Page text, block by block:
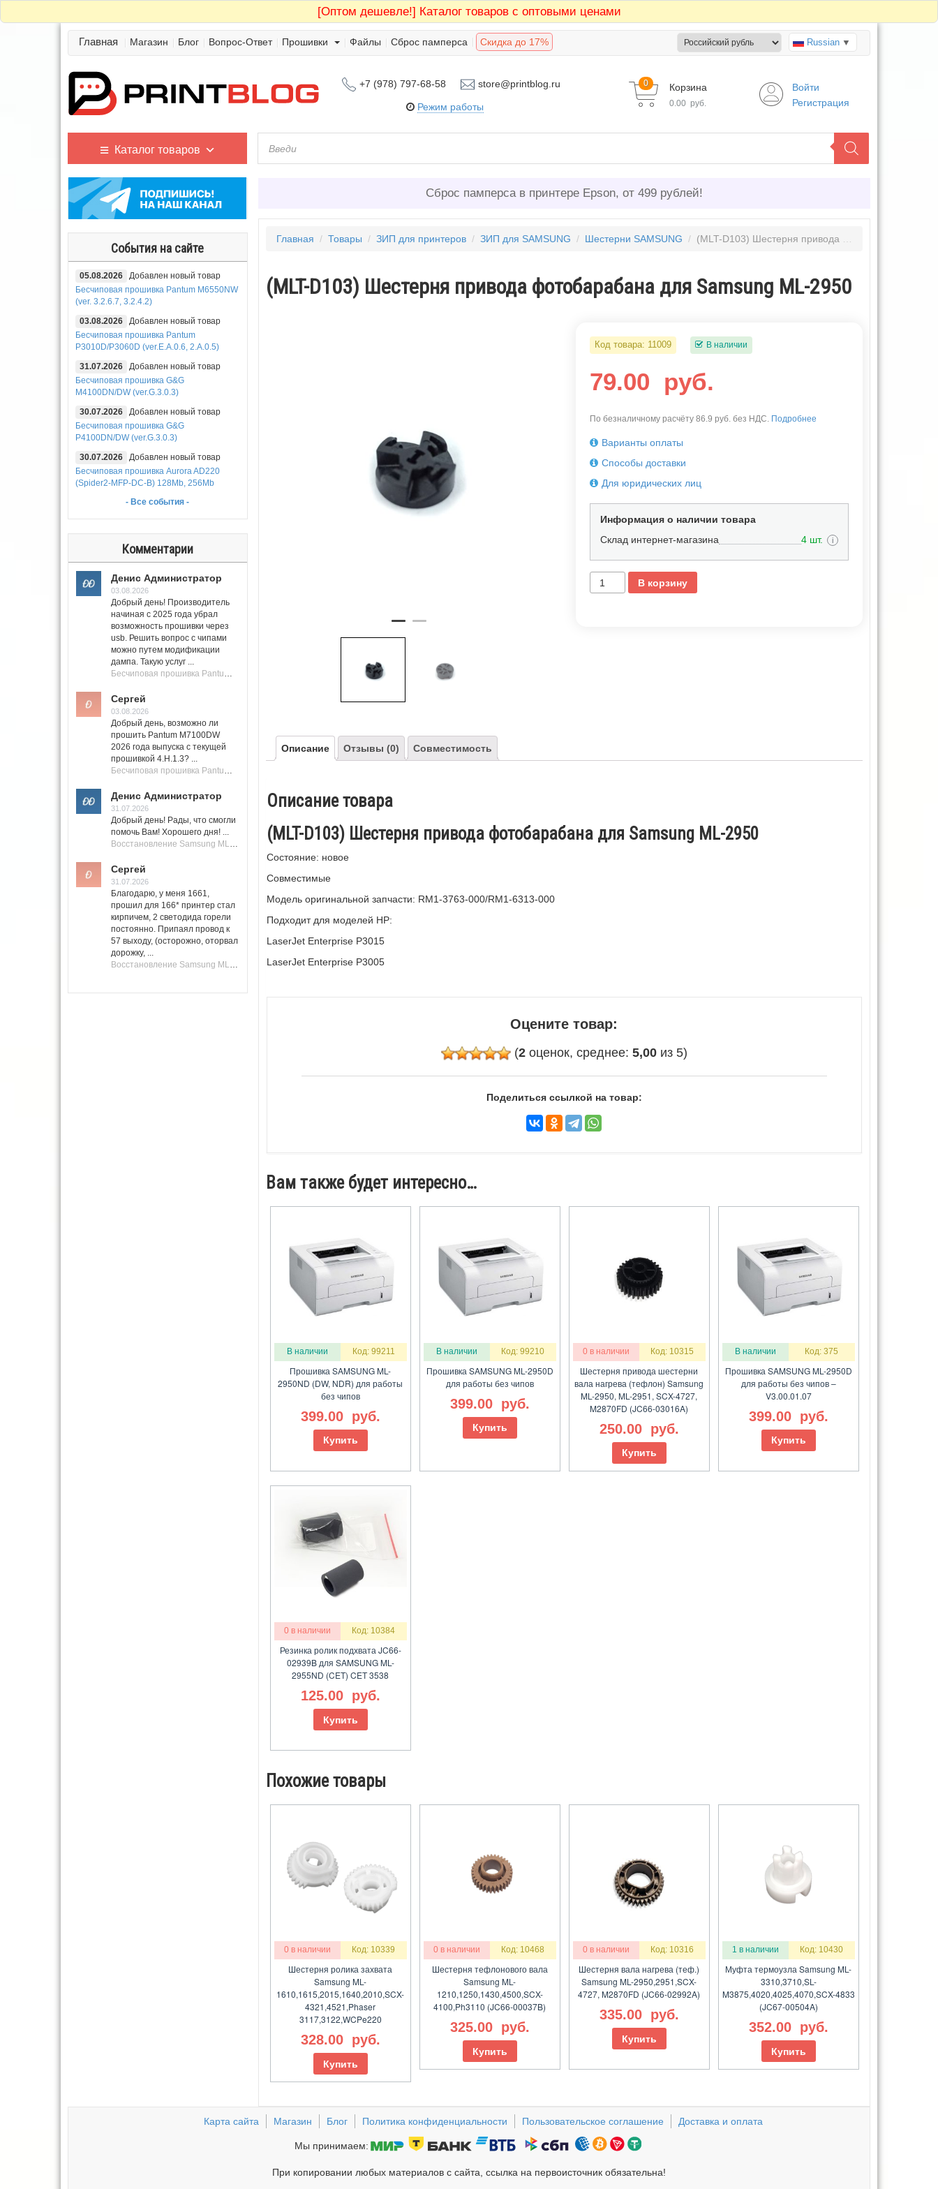
[Оптом дешевле!] Каталог товаров с оптовыми ценами
Главная Магазин Блог Вопрос-Ответ Прошивки Файлы Сброс памперса Скидка до 17% Russian ▼
+7 (978) 797-68-58 store@printblog.ru
Режим работы
Корзина
0
0.00 руб.
Войти
Регистрация
Каталог товаров
События на сайте
05.08.2026
Добавлен новый товар
Бесчиповая прошивка Pantum M6550NW
(ver. 3.2.6.7, 3.2.4.2)
03.08.2026
Добавлен новый товар
Бесчиповая прошивка Pantum
P3010D/P3060D (ver.E.A.0.6, 2.A.0.5)
31.07.2026
Добавлен новый товар
Бесчиповая прошивка G&G
M4100DN/DW (ver.G.3.0.3)
30.07.2026
Добавлен новый товар
Бесчиповая прошивка G&G
P4100DN/DW (ver.G.3.0.3)
30.07.2026
Добавлен новый товар
Бесчиповая прошивка Aurora AD220
(Spider2-MFP-DC-B) 128Mb, 256Mb
- Все события -
Комментарии
Денис Администратор
03.08.2026
Добрый день! Производитель
начиная с 2025 года убрал
возможность прошивки через
usb. Решить вопрос с чипами
можно путем модификации
дампа. Такую услуг ...
Бесчиповая прошивка Pantum M7100 Series (M7100, M7108, M7102, M7103, M7105)
Сергей
03.08.2026
Добрый день, возможно ли
прошить Pantum M7100DW
2026 года выпуска с текущей
прошивкой 4.H.1.3? ...
Бесчиповая прошивка Pantum M7100 Series (M7100, M7108, M7102, M7103, M7105)
Денис Администратор
31.07.2026
Добрый день! Рады, что смогли
помочь Вам! Хорошего дня! ...
Восстановление Samsung ML-1661, ML-1666 после не удачной прошивки.
Сергей
31.07.2026
Благодарю, у меня 1661,
прошил для 166* принтер стал
кирпичем, 2 светодида горели
постоянно. Припаял провод к
57 выходу, (осторожно, оторвал
дорожку, ...
Восстановление Samsung ML-1661, ML-1666 после не удачной прошивки.
Сброс памперса в принтере Epson, от 499 рублей!
Главная / Товары / ЗИП для принтеров/ ЗИП для SAMSUNG / Шестерни SAMSUNG / (MLT-D103) Шестерня привода фотобарабана для Samsung ML-2950
(MLT-D103) Шестерня привода фотобарабана для Samsung ML-2950
Код товара: 11009 В наличии
79.00 руб.
По безналичному расчёту 86.9 руб. без НДС. Подробнее
Варианты оплаты
Способы доставки
Для юридических лиц
Информация о наличии товара
Склад интернет-магазина
4 шт. i
В корзину
Описание Отзывы (0) Совместимость
Описание товара
(MLT-D103) Шестерня привода фотобарабана для Samsung ML-2950
Состояние: новое
Совместимые
Модель оригинальной запчасти: RM1-3763-000/RM1-6313-000
Подходит для моделей HP:
LaserJet Enterprise P3015
LaserJet Enterprise P3005
Оцените товар:
(2оценок, среднее: 5,00из 5)
Поделиться ссылкой на товар:
Вам также будет интересно…
В наличии Код: 99211
Прошивка SAMSUNG ML-
2950ND (DW, NDR) для работы
без чипов
399.00 руб.
Купить
В наличии Код: 99210
Прошивка SAMSUNG ML-2950D
для работы без чипов
399.00 руб.
Купить
0 в наличии Код: 10315
Шестерня привода шестерни
вала нагрева (тефлон) Samsung
ML-2950, ML-2951, SCX-4727,
M2870FD (JC66-03016A)
250.00 руб.
Купить
В наличии Код: 375
Прошивка SAMSUNG ML-2950D
для работы без чипов –
V3.00.01.07
399.00 руб.
Купить
0 в наличии Код: 10384
Резинка ролик подхвата JC66-
02939B для SAMSUNG ML-
2955ND (CET) CET 3538
125.00 руб.
Купить
Похожие товары
0 в наличии Код: 10339
Шестерня ролика захвата
Samsung ML-
1610,1615,2015,1640,2010,SCX-
4321,4521,Phaser
3117,3122,WCPe220
328.00 руб.
Купить
0 в наличии Код: 10468
Шестерня тефлонового вала
Samsung ML-
1210,1250,1430,4500,SCX-
4100,Ph3110 (JC66-00037B)
325.00 руб.
Купить
0 в наличии Код: 10316
Шестерня вала нагрева (теф.)
Samsung ML-2950,2951,SCX-
4727, M2870FD (JC66-02992A)
335.00 руб.
Купить
1 в наличии Код: 10430
Муфта термоузла Samsung ML-
3310,3710,SL-
M3875,4020,4025,4070,SCX-4833
(JC67-00504A)
352.00 руб.
Купить
Карта сайта Магазин Блог Политика конфиденциальности Пользовательское соглашение Доставка и оплата
Мы принимаем:
При копировании любых материалов с сайта, ссылка на первоисточник обязательна!